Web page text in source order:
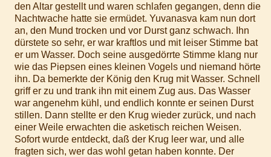
den Altar gestellt und waren schlafen gegangen, denn die
Nachtwache hatte sie ermüdet. Yuvanasva kam nun dort
an, den Mund trocken und vor Durst ganz schwach. Ihn
dürstete so sehr, er war kraftlos und mit leiser Stimme bat
er um Wasser. Doch seine ausgedörrte Stimme klang nur
wie das Piepsen eines kleinen Vogels und niemand hörte
ihn. Da bemerkte der König den Krug mit Wasser. Schnell
griff er zu und trank ihn mit einem Zug aus. Das Wasser
war angenehm kühl, und endlich konnte er seinen Durst
stillen. Dann stellte er den Krug wieder zurück, und nach
einer Weile erwachten die asketisch reichen Weisen.
Sofort wurde entdeckt, daß der Krug leer war, und alle
fragten sich, wer das wohl getan haben konnte. Der